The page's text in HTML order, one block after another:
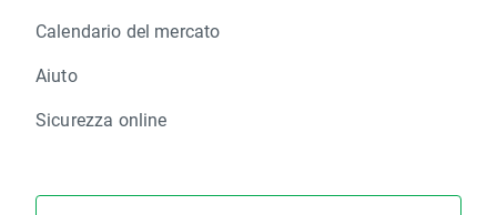
Calendario del mercato
Aiuto
Sicurezza online